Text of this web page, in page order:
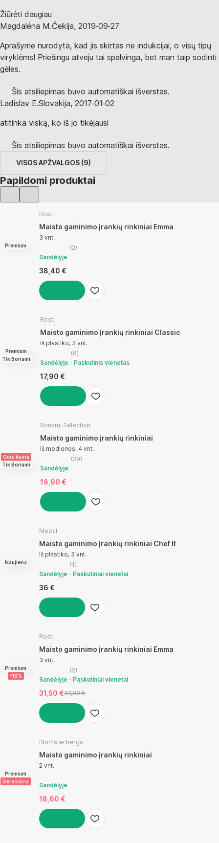
Žiūrėti daugiau
Magdaléna M.Čekija, 2019‑09‑27
Aprašyme nurodyta, kad jis skirtas ne indukcijai, o visų tipų
viryklėms! Priešingu atveju tai spalvinga, bet man taip sodinti
gėles.
Šis atsiliepimas buvo automatiškai išverstas.
Ladislav E.Slovakija, 2017‑01‑02
atitinka viską, ko iš jo tikėjausi
Šis atsiliepimas buvo automatiškai išverstas.
VISOS APŽVALGOS (9)
Papildomi produktai
Premium
Rosti
Maisto gaminimo įrankių rinkiniai Emma
3 vnt.
(2)
Sandėlyje
38,40 €
Premium
Tik Bonami
Rosti
Maisto gaminimo įrankių rinkiniai Classic
Iš plastiko, 3 vnt.
(6)
Sandėlyje
Paskutinis vienetas
17,90 €
Gera kaina
Tik Bonami
Bonami Selection
Maisto gaminimo įrankių rinkiniai
Iš medienos, 4 vnt.
(29)
Sandėlyje
18,90 €
Naujiena
Mepal
Maisto gaminimo įrankių rinkiniai Chef It
Iš plastiko, 3 vnt.
(1 )
Sandėlyje
Paskutiniai vienetai
36 €
Premium
-16%
Rosti
Maisto gaminimo įrankių rinkiniai Emma
3 vnt.
(2)
Sandėlyje
Paskutiniai vienetai
31,50 €37,90 €
Premium
Gera kaina
Blomsterbergs
Maisto gaminimo įrankių rinkiniai
2 vnt.
Sandėlyje
18,60 €